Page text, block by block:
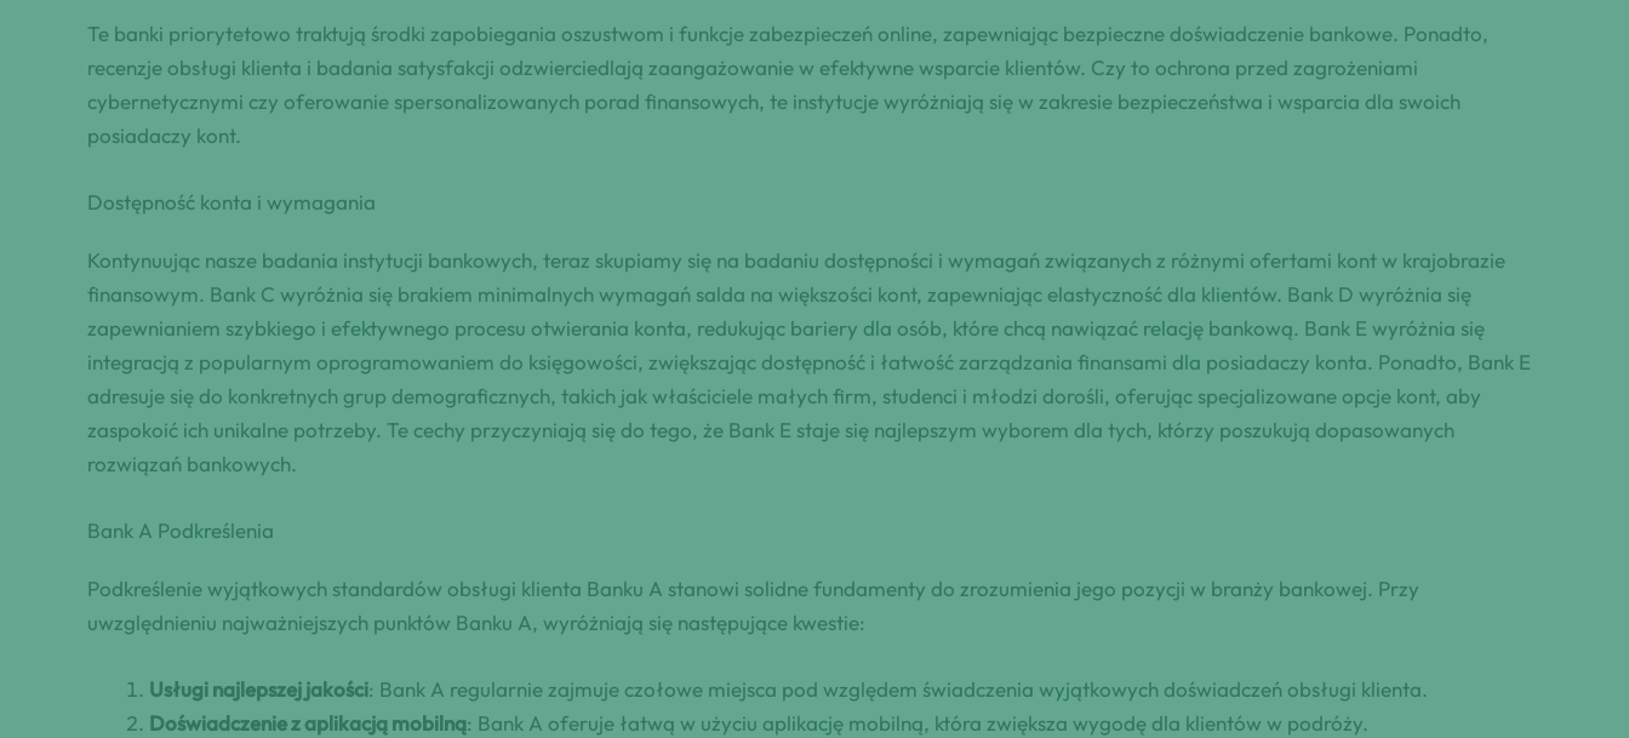
Te banki priorytetowo traktują środki zapobiegania oszustwom i funkcje zabezpieczeń online, zapewniając bezpieczne doświadczenie bankowe. Ponadto,
recenzje obsługi klienta i badania satysfakcji odzwierciedlają zaangażowanie w efektywne wsparcie klientów. Czy to ochrona przed zagrożeniami
cybernetycznymi czy oferowanie spersonalizowanych porad finansowych, te instytucje wyróżniają się w zakresie bezpieczeństwa i wsparcia dla swoich
posiadaczy kont.
Dostępność konta i wymagania
Kontynuując nasze badania instytucji bankowych, teraz skupiamy się na badaniu dostępności i wymagań związanych z różnymi ofertami kont w krajobrazie
finansowym. Bank C wyróżnia się brakiem minimalnych wymagań salda na większości kont, zapewniając elastyczność dla klientów. Bank D wyróżnia się
zapewnianiem szybkiego i efektywnego procesu otwierania konta, redukując bariery dla osób, które chcą nawiązać relację bankową. Bank E wyróżnia się
integracją z popularnym oprogramowaniem do księgowości, zwiększając dostępność i łatwość zarządzania finansami dla posiadaczy konta. Ponadto, Bank E
adresuje się do konkretnych grup demograficznych, takich jak właściciele małych firm, studenci i młodzi dorośli, oferując specjalizowane opcje kont, aby
zaspokoić ich unikalne potrzeby. Te cechy przyczyniają się do tego, że Bank E staje się najlepszym wyborem dla tych, którzy poszukują dopasowanych
rozwiązań bankowych.
Bank A Podkreślenia
Podkreślenie wyjątkowych standardów obsługi klienta Banku A stanowi solidne fundamenty do zrozumienia jego pozycji w branży bankowej. Przy
uwzględnieniu najważniejszych punktów Banku A, wyróżniają się następujące kwestie:
Usługi najlepszej jakości: Bank A regularnie zajmuje czołowe miejsca pod względem świadczenia wyjątkowych doświadczeń obsługi klienta.
Doświadczenie z aplikacją mobilną: Bank A oferuje łatwą w użyciu aplikację mobilną, która zwiększa wygodę dla klientów w podróży.